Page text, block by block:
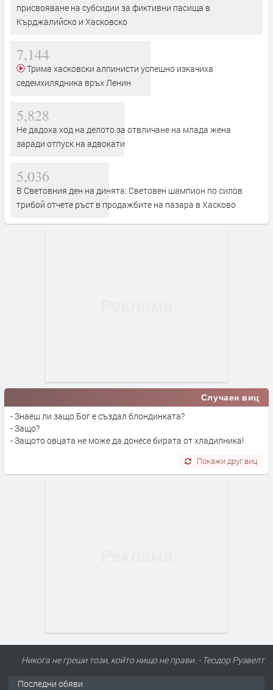
присвояване на субсидии за фиктивни пасища в
Кърджалийско и Хасковско
7,144
седемхилядника връх Ленин
5,828
Не дадоха ход на делото за отвличане на млада жена
заради отпуск на адвокати
5,036
В Световния ден на динята: Световен шампион по силов
трибой отчете ръст в продажбите на пазара в Хасково
Случаен виц
- Знаеш ли защо Бог е създал блондинката?
- Защо?
- Защото овцата не може да донесе бирата от хладилника!
Покажи друг виц
Никога не греши този, който нищо не прави. - Теодор Рузвелт
Последни обяви